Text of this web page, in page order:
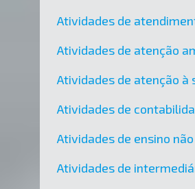
Atividades de
Atividades de atenção
Atividades de atenção
Atividades de
Atividades de ensino
Atividades de